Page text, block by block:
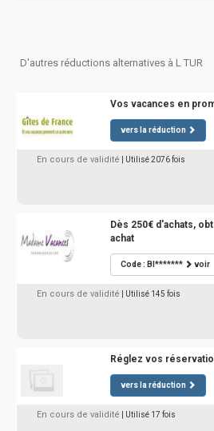
D'autres réductions alternatives à L TUR
Vos vacances en
vers la réduction
En cours de validité | Utilisé 2076 fois
Dès 250€ d'achats,
achat
Code : BI******* voir
En cours de validité | Utilisé 145 fois
Réglez vos
vers la réduction
En cours de validité | Utilisé 17 fois